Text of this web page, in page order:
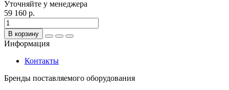
Уточняйте у менеджера
59 160 р.
В корзину
Информация
Контакты
Бренды поставляемого оборудования